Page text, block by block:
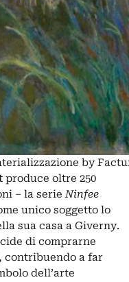
by
produce oltre 250
– la serieNinfee
unico soggetto lo
sua casa a Giverny.
di comprarne
contribuendo a far
dell’arte